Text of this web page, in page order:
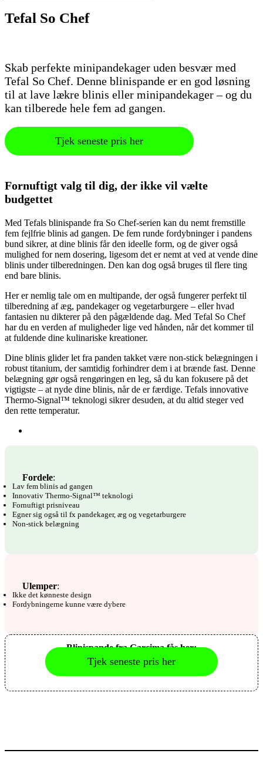
Tefal So Chef
Skab perfekte minipandekager uden besvær med
Tefal So Chef. Denne blinispande er en god løsning
til at lave lækre blinis eller minipandekager – og du
kan tilberede hele fem ad gangen.
Tjek seneste pris her
Fornuftigt valg til dig, der ikke vil vælte
budgettet
Med Tefals blinispande fra So Chef-serien kan du nemt fremstille
fem fejlfrie blinis ad gangen. De fem runde fordybninger i pandens
bund sikrer, at dine blinis får den ideelle form, og de giver også
mulighed for nem dosering, ligesom det er nemt at ved at vende dine
blinis under tilberedningen. Den kan dog også bruges til flere ting
end bare blinis.
Her er nemlig tale om en multipande, der også fungerer perfekt til
tilberedning af æg, pandekager og vegetarburgere – eller hvad
fantasien nu dikterer på den pågældende dag. Med Tefal So Chef
har du en verden af muligheder lige ved hånden, når det kommer til
at fuldende dine kulinariske kreationer.
Dine blinis glider let fra panden takket være non-stick belægningen i
robust titanium, der samtidig forhindrer dem i at brænde fast. Denne
belægning gør også rengøringen en leg, så du kan fokusere på det
vigtigste – at nyde dine blinis, når de er færdige. Tefals innovative
Thermo-Signal™ teknologi sikrer desuden, at du altid steger ved
den rette temperatur.
Fordele:
Lav fem blinis ad gangen
Innovativ Thermo-Signal™ teknologi
Fornuftigt prisniveau
Egner sig også til fx pandekager, æg og vegetarburgere
Non-stick belægning
Ulemper:
Ikke det kønneste design
Fordybningerne kunne være dybere
Blinispande fra Garcima fås her:
Tjek seneste pris her